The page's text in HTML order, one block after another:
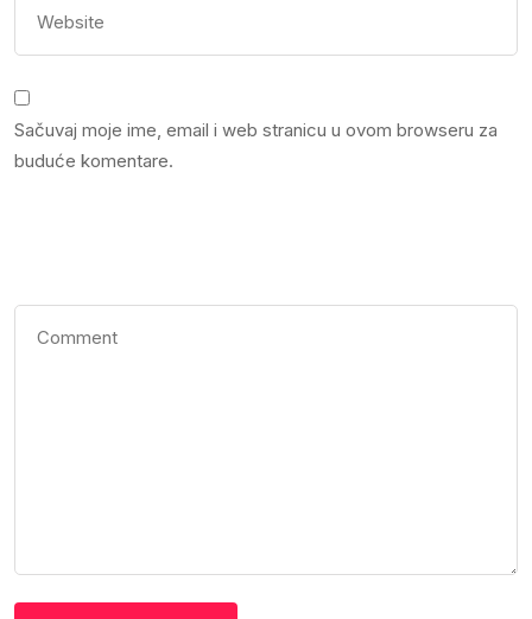
Sačuvaj moje ime, email i web stranicu u ovom browseru za
buduće komentare.